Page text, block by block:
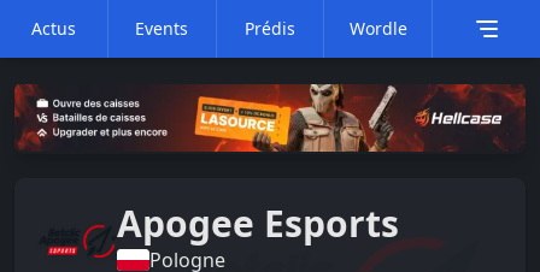
Actus Events Prédis Wordle
Apogee Esports
Pologne